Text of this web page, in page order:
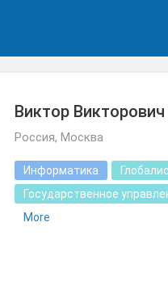
Виктор
Россия, Москва
Информатика
Государственное
More